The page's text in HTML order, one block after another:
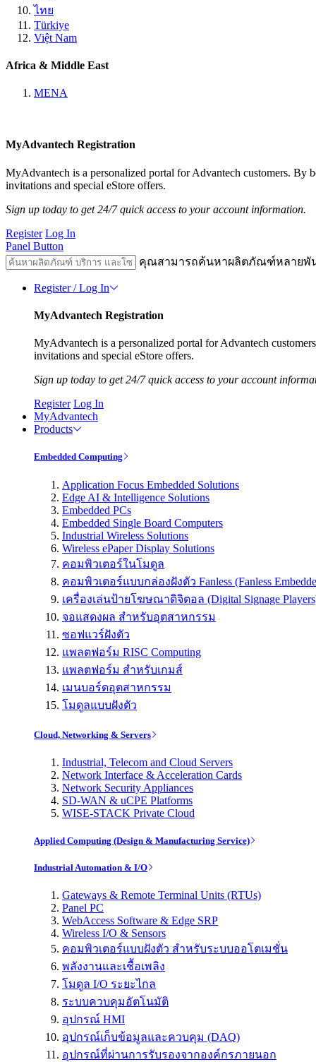
ไทย
Türkiye
Việt Nam
Africa & Middle East
MENA
MyAdvantech Registration
MyAdvantech is a personalized portal for Advantech customers. By
invitations and special eStore offers.
Sign up today to get 24/7 quick access to your account information.
Register Log In
Panel Button
คุณสามารถค้นหาผลิตภัณฑ์หลายพั
Register / Log In
MyAdvantech Registration
MyAdvantech is a personalized portal for Advantech
invitations and special eStore offers.
Sign up today to get 24/7 quick access to your account
Register Log In
MyAdvantech
Products
Embedded Computing
Application Focus Embedded Solutions
Edge AI & Intelligence Solutions
Embedded PCs
Embedded Single Board Computers
Industrial Wireless Solutions
Wireless ePaper Display Solutions
คอมพิวเตอร์ในโมดูล
คอมพิวเตอร์แบบกล่องฝังตัว Fanless (Fanless
เครื่องเล่นป้ายโฆษณาดิจิตอล (Digital Signage
จอแสดงผล สำหรับอุตสาหกรรม
ซอฟแวร์ฝังตัว
แพลตฟอร์ม RISC Computing
แพลตฟอร์ม สำหรับเกมส์
เมนบอร์ดอุตสาหกรรม
โมดูลแบบฝังตัว
Cloud, Networking & Servers
Industrial, Telecom and Cloud Servers
Network Interface & Acceleration Cards
Network Security Appliances
SD-WAN & uCPE Platforms
WISE-STACK Private Cloud
Applied Computing (Design & Manufacturing Service)
Industrial Automation & I/O
Gateways & Remote Terminal Units (RTUs)
Panel PC
WebAccess Software & Edge SRP
Wireless I/O & Sensors
คอมพิวเตอร์แบบฝังตัว สำหรับระบบออโตเมชั่น
พลังงานและเชื้อเพลิง
โมดูล I/O ระยะไกล
ระบบควบคุมอัตโนมัติ
อุปกรณ์ HMI
อุปกรณ์เก็บข้อมูลและควบคุม (DAQ)
อุปกรณ์ที่ผ่านการรับรองจากองค์กรภายนอก